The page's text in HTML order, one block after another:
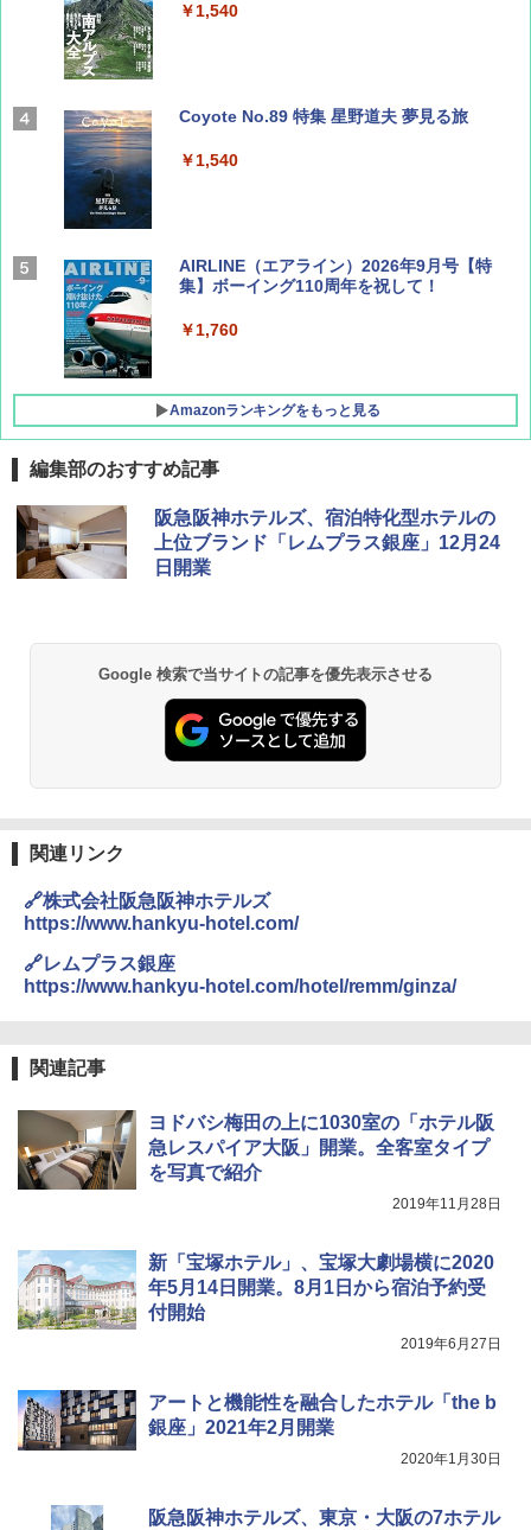
￥1,540
Coyote No.89 特集 星野道夫 夢見る旅
￥1,540
AIRLINE（エアライン）2026年9月号【特
集】ボーイング110周年を祝して！
￥1,760
Amazonランキングをもっと見る
D40 地球の歩き方 チェンマイ タイ北部の魅
力的な町 2026～2027 地球の歩き方D アジア
￥2,079
￥2,695
ァキア 2026～2027 地球の歩き方A ヨーロッ
パ
A09 地球の歩き方 イタリア 2026～2027 地
球の歩き方A ヨーロッパ
￥2,479
[キャンパーズコレクション 山善] ポップアッ
プテント 傘みたいに広げて畳める パッとサ
ッとサンシェード キューブ フルクローズ メ
ッシュ 簡単設置 ワンタッチテント キャンプ
PYKES PEAK (パイクスピーク) 着替えテン
ト プライバシー テント 【中が透けない】 1
人用 折りたたみ 防災グッズ 災害用トイレ ビ
ーチ ピクニック ポップアップテント 携帯 簡
ENDLESS BASE 《めざましテレビで紹介》
テント ワンタッチ RENEW 幅200 2-3人用 43
500002(88859)
￥5,999
ュ(BC仕様) PATC-150B(EB)
￥9,990
広げるだけ パッとサッとテント キューブワ
イド ブラックコーティング フルクローズ メ
ッシュ 4人用 簡単設置 ポップアップテント P
ATCW-150B エクルベージュ
GRANDOOR ステンレス保冷剤 2個セット 2
026リニューアル 急速冷凍 空間倍増 衛生的
コンパクト 保冷力長持ち
-08EX カーキ ソロキャンプ ポリエステル フ
レーム ドーム型 テント
￥14,800
付き ヒグマ・イノシシ対策 自治体・教育機
関の購入実績 登山・キャンプ・アウトドア・
防災用品 長期保存可能 緊急時用 日本国内発
￥3,680
き
￥6,459
通気窓付き】収納袋付き UVカット 防水 防災
コンパクト iimono117 (ブルー)
￥3,080
編集部のおすすめ記事
阪急阪神ホテルズ、宿泊特化型ホテルの
上位ブランド「レムプラス銀座」12月24
日開業
Google 検索で当サイトの記事を優先表示させる
関連リンク
🔗株式会社阪急阪神ホテルズ
https://www.hankyu-hotel.com/
🔗レムプラス銀座
https://www.hankyu-hotel.com/hotel/remm/ginza/
関連記事
ヨドバシ梅田の上に1030室の「ホテル阪
急レスパイア大阪」開業。全客室タイプ
を写真で紹介
2019年11月28日
新「宝塚ホテル」、宝塚大劇場横に2020
年5月14日開業。8月1日から宿泊予約受
付開始
2019年6月27日
アートと機能性を融合したホテル「the b
銀座」2021年2月開業
2020年1月30日
阪急阪神ホテルズ、東京・大阪の7ホテル